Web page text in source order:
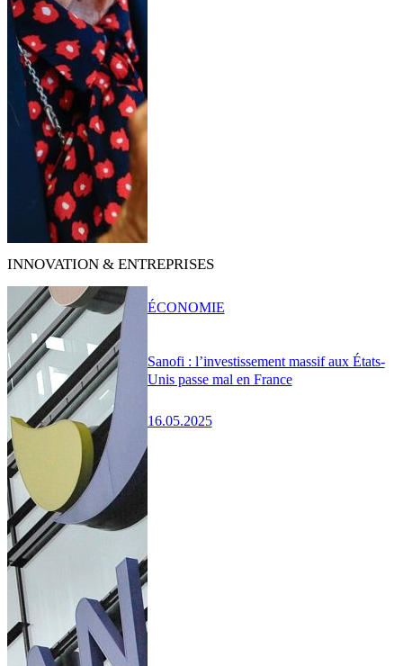
INNOVATION & ENTREPRISES
Sanofi : l’investissement massif aux États-
Unis passe mal en France
16.05.2025
ÉCONOMIE